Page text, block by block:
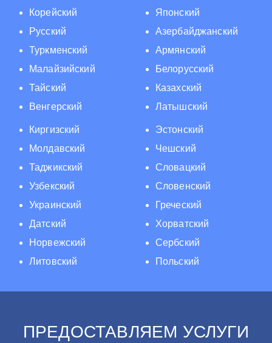
Корейский
Русский
Туркменский
Малайзийский
Тайский
Венгерский
Японский
Азербайджанский
Армянский
Белорусский
Казахский
Латышский
Киргизский
Молдавский
Таджикский
Узбекский
Украинский
Датский
Норвежский
Литовский
Эстонский
Чешский
Словацкий
Словенский
Греческий
Хорватский
Сербский
Польский
ПРЕДОСТАВЛЯЕМ УСЛУГИ